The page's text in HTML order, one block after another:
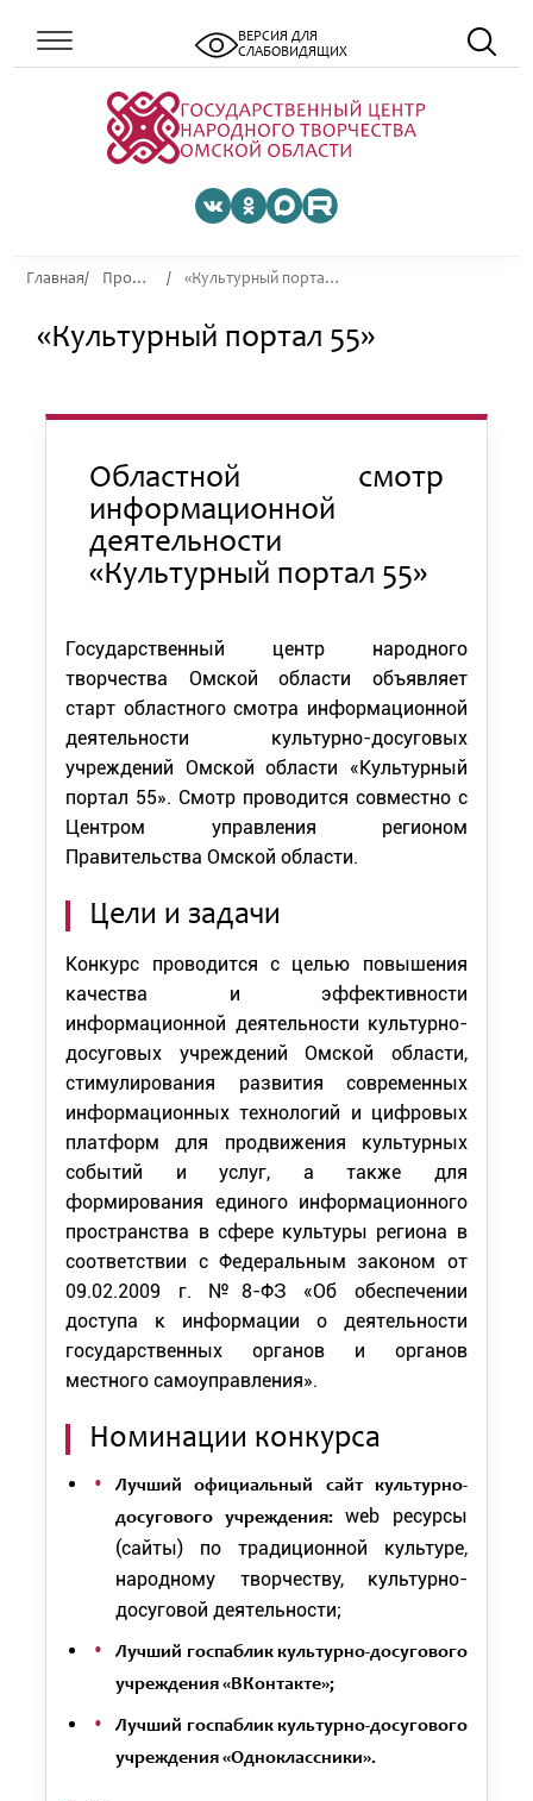
ВЕРСИЯ ДЛЯ
СЛАБОВИДЯЩИХ
Главная Проекты «Культурный портал 55»
«Культурный портал 55»
Областной смотр
информационной
деятельности
«Культурный портал 55»
Государственный центр народного
творчества Омской области объявляет
старт областного смотра информационной
деятельности культурно-досуговых
учреждений Омской области «Культурный
портал 55». Смотр проводится совместно с
Центром управления регионом
Правительства Омской области.
Цели и задачи
Конкурс проводится с целью повышения
качества и эффективности
информационной деятельности культурно-
досуговых учреждений Омской области,
стимулирования развития современных
информационных технологий и цифровых
платформ для продвижения культурных
событий и услуг, а также для
формирования единого информационного
пространства в сфере культуры региона в
соответствии с Федеральным законом от
09.02.2009 г. №8-ФЗ «Об обеспечении
доступа к информации о деятельности
государственных органов и органов
местного самоуправления».
Номинации конкурса
Лучший официальный сайт культурно-
досугового учреждения:web ресурсы
(сайты) по традиционной культуре,
народному творчеству, культурно-
досуговой деятельности;
Лучший госпаблик культурно-досугового
учреждения «ВКонтакте»;
Лучший госпаблик культурно-досугового
учреждения «Одноклассники».